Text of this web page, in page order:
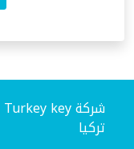
تركيا